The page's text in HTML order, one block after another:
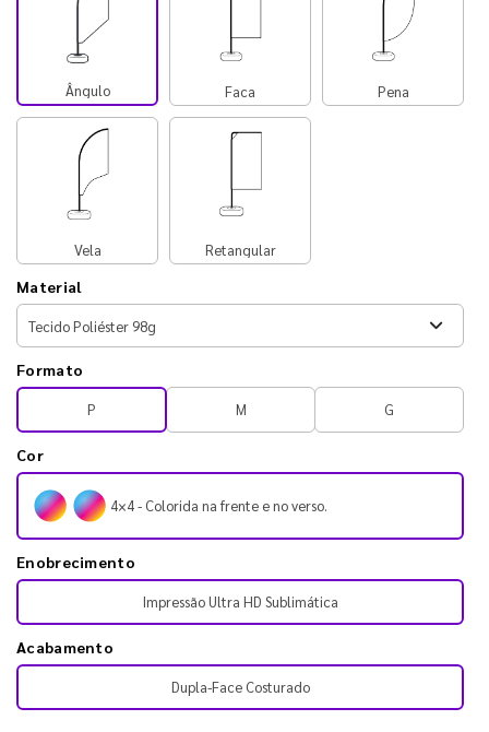
Ângulo Faca Pena
Vela Retangular
Material
Formato
P M G
Cor
4×4 - Colorida na frente e no verso.
Enobrecimento
Impressão Ultra HD Sublimática
Acabamento
Dupla-Face Costurado